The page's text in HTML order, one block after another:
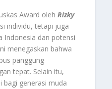
Award olehRizky
individu, tetapi juga
Indonesia dan potensi
menegaskan bahwa
panggung
tepat. Selain itu,
bagi generasi muda